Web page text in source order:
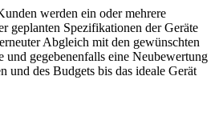
werden ein oder mehrere
geplanten Spezifikationen der Geräte
Abgleich mit den gewünschten
und gegebenenfalls eine Neubewertung
und des Budgets bis das ideale Gerät